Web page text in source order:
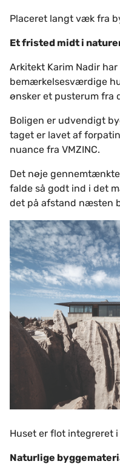
Placeret langt væk fra
Et fristed midt i
Arkitekt Karim Nadir
bemærkelsesværdige
ønsker et pusterum fra
Boligen er udvendigt
taget er lavet af
nuance fra VMZINC.
Det nøje
falde så godt ind i det
det på afstand næsten
Huset er flot integreret
Naturlige